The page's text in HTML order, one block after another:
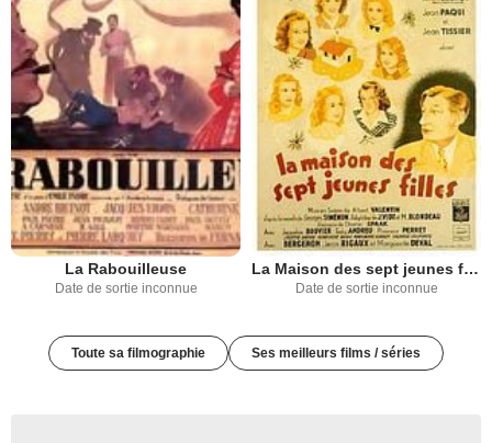
La Rabouilleuse
Date de sortie inconnue
La Maison des sept jeunes filles
Date de sortie inconnue
Toute sa filmographie Ses meilleurs films / séries